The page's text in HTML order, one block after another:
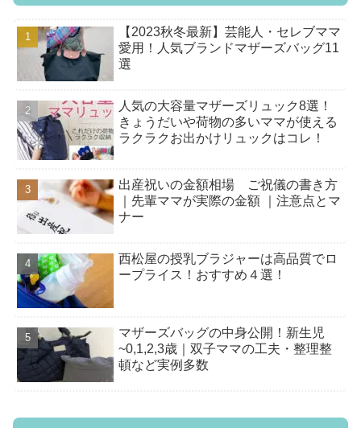
【2023秋冬最新】芸能人・セレブママ
愛用！人気ブランドマザーズバッグ11
選
人気の大容量マザーズリュック8選！
きょうだいや荷物の多いママが使える
ラクラクお出かけリュックはコレ！
出産祝いの金額相場 ご祝儀の書き方
｜先輩ママが実際の金額 ｜注意点とマ
ナー
西松屋の授乳ブラジャーは高品質でロ
ープライス！おすすめ４選！
マザーズバッグの中身公開！新生児
~0,1,2,3歳｜双子ママの工夫・整理整
頓など実例多数